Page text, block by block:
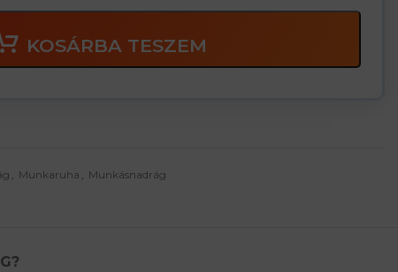
KOSÁRBA TESZEM
, Munkaruha , Munkásnadrág